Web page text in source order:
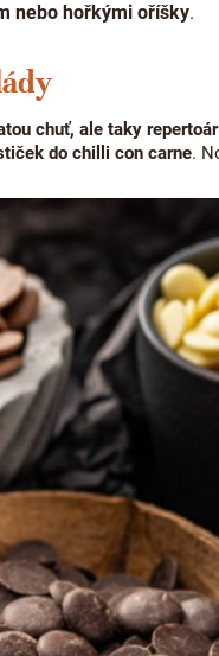
nebo hořkými oříšky.
chuť, ale taky
do chilli con carne.